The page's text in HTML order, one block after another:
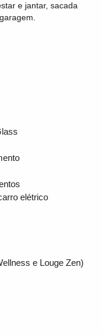
e jantar, sacada
elétrico
e Louge Zen)